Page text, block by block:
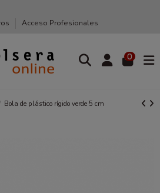
Acceso Profesionales
0
Bola de plástico rígido verde 5 cm